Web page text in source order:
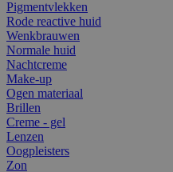
Pigmentvlekken
Rode reactive huid
Wenkbrauwen
Normale huid
Nachtcreme
Make-up
Ogen materiaal
Brillen
Creme - gel
Lenzen
Oogpleisters
Zon